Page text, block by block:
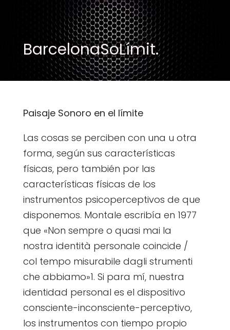
BarcelonaSoLímit.
Paisaje Sonoro en el límite
Las cosas se perciben con una u otra
forma, según sus características
físicas, pero también por las
características físicas de los
instrumentos psicoperceptivos de que
disponemos. Montale escribía en 1977
que «Non sempre o quasi mai la
nostra identità personale coincide /
col tempo misurabile dagli strumenti
che abbiamo»1. Si para mí, nuestra
identidad personal es el dispositivo
consciente-inconsciente-perceptivo,
los instrumentos con tiempo propio